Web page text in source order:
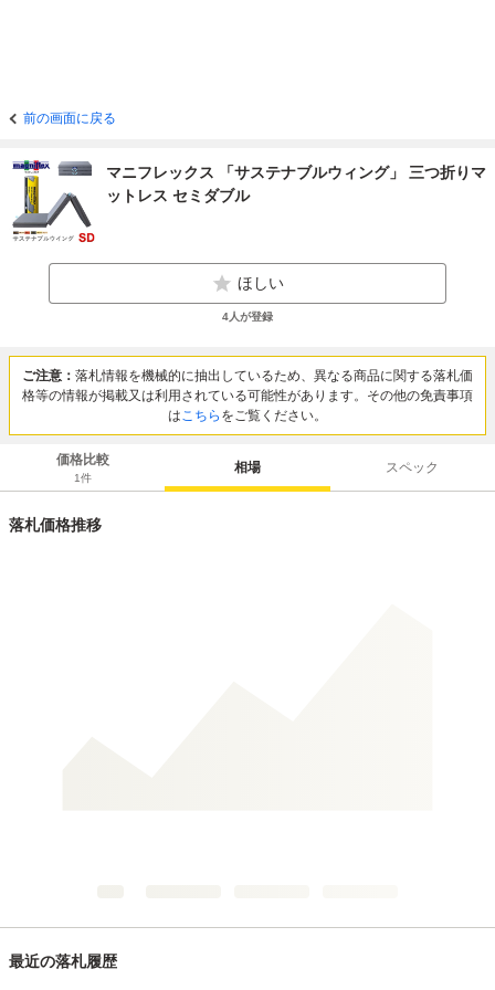
前の画面に戻る
マニフレックス 「サステナブルウィング」 三つ折りマ
ットレス セミダブル
ほしい
4人が登録
ご注意： 落札情報を機械的に抽出しているため、異なる商品に関する落札価
格等の情報が掲載又は利用されている可能性があります。その他の免責事項
はこちら をご覧ください。
価格比較
1件
相場 スペック
落札価格推移
最近の落札履歴